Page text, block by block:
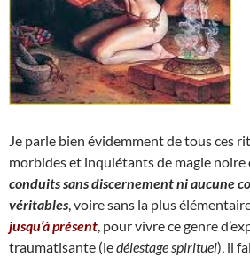
Je parle bien évidemment de tous ces
morbides et inquiétants de magie noire
conduits sans discernement ni aucune
véritables , voire sans la plus
jusqu’à présent , pour vivre ce genre
traumatisante (ledélestage spirituel), il